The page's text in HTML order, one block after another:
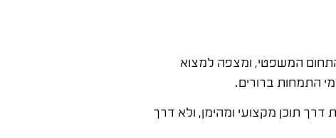
המשפטי, ומצפה למצוא
התמחות ברורים.
תוכן מקצועי ומהימן, ולא דרך